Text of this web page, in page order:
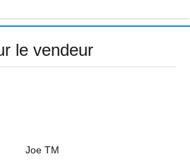
le vendeur
Joe TM